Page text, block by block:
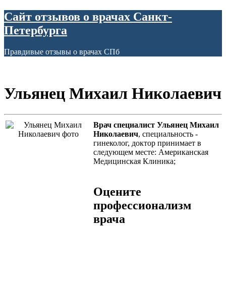
Сайт отзывов о врачах Санкт-
Петербурга
Правдивые отзывы о врачах СПб
Ульянец Михаил Николаевич
Врач специалист Ульянец Михаил
Николаевич, специальность -
гинеколог, доктор принимает в
следующем месте: Американская
Медицинская Клиника;
Оцените
профессионализм
врача